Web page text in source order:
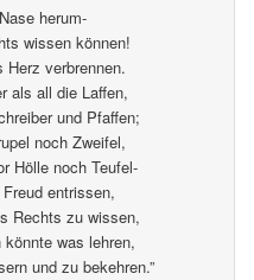
herum-
wissen können!
verbrennen.
als all die Laffen,
und Pfaffen;
noch Zweifel,
Hölle noch Teufel-
entrissen,
Rechts zu wissen,
was lehren,
und zu bekehren.”